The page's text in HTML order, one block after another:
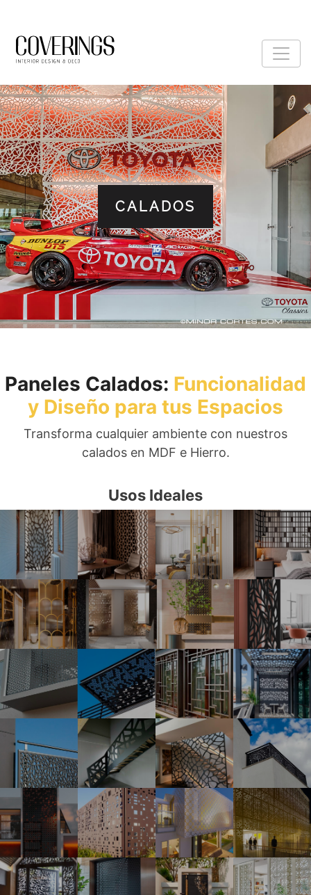
CALADOS
Paneles Calados: Funcionalidad
y Diseño para tus Espacios
Transforma cualquier ambiente con nuestros
calados en MDF e Hierro.
Usos Ideales